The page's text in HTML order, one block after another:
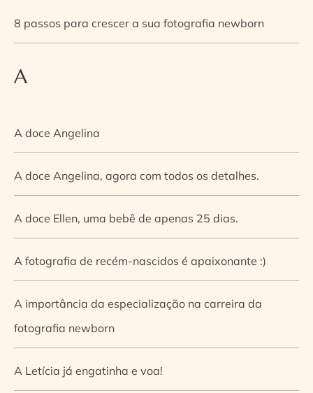
8 passos para crescer a sua fotografia newborn
A
A doce Angelina
A doce Angelina, agora com todos os detalhes.
A doce Ellen, uma bebê de apenas 25 dias.
A fotografia de recém-nascidos é apaixonante :)
A importância da especialização na carreira da
fotografia newborn
A Letícia já engatinha e voa!